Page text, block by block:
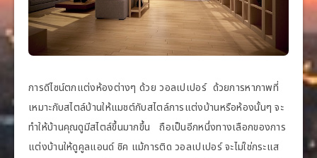
การดีไซน์ตกแต่งห้องต่างๆ ด้วย วอลเปเปอร์ ด้วยการหาภาพที่
เหมาะกับสไตล์บ้านให้แมชต์กับสไตล์การแต่งบ้านหรือห้องนั้นๆ จะ
ทำให้บ้านคุณดูมีสไตล์ขึ้นมากขึ้น ถือเป็นอีกหนึ่งทางเลือกของการ
แต่งบ้านให้ดูคูลแอนด์ ชิค แม้การติด วอลเปเปอร์ จะไม่ใช่กระแส